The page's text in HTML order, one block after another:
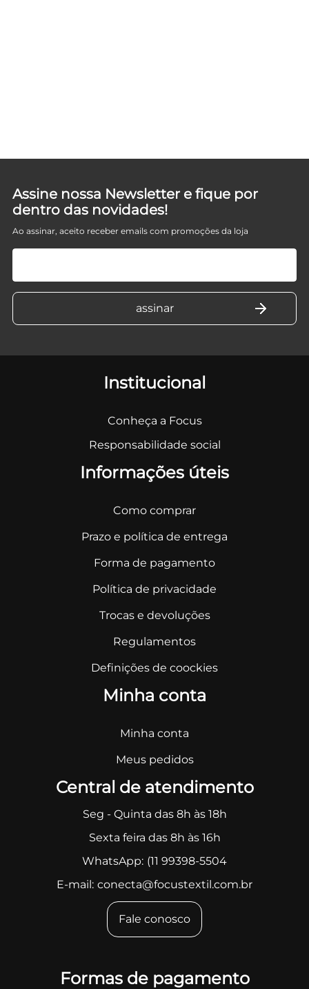
Assine nossa Newsletter e fique por
dentro das novidades!
Ao assinar, aceito receber emails com promoções da loja
Institucional
Conheça a Focus
Responsabilidade social
Informações úteis
Como comprar
Prazo e política de entrega
Forma de pagamento
Política de privacidade
Trocas e devoluções
Regulamentos
Definições de coockies
Minha conta
Minha conta
Meus pedidos
Central de atendimento
Seg - Quinta das 8h às 18h
Sexta feira das 8h às 16h
WhatsApp: (11 99398-5504
E-mail: conecta@focustextil.com.br
Fale conosco
Formas de pagamento